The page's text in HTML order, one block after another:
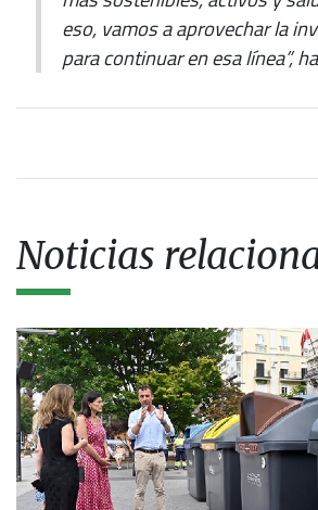
eso, vamos a aprovechar la
para continuar en esa línea”,
Noticias